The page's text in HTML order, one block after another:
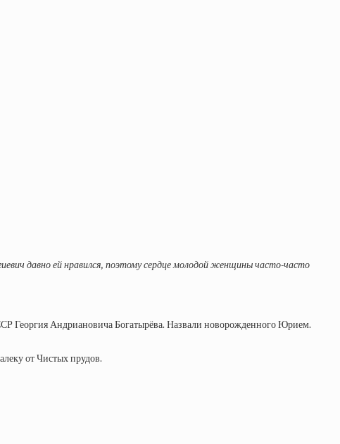
давно ей нравился, поэтому сердце молодой женщины часто-часто
Георгия Андриановича Богатырёва. Назвали новорожденного Юрием.
от Чистых прудов.